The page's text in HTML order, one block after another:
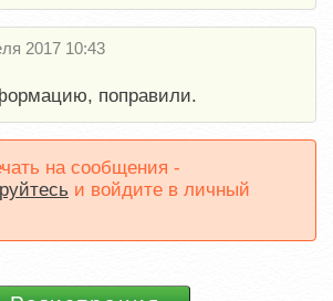
2017 10:43
поправили.
на сообщения -
и войдите в личный